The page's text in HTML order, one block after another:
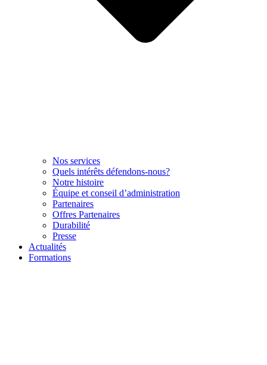
Nos services
Quels intérêts défendons-nous?
Notre histoire
Équipe et conseil d’administration
Partenaires
Offres Partenaires
Durabilité
Presse
Actualités
Formations